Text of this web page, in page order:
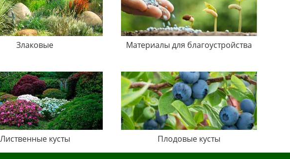
Злаковые Материалы для благоустройства
Лиственные кусты Плодовые кусты